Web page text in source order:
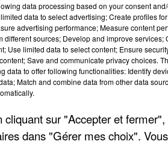
jusqu'au 29 juin.
pourront participer à cette
septembre à décembre 2026,
de l'environnement grâce à un
L'opération vise à sensibiliser
impliquant concrètement.
data processing based on your consent
data to select advertising; Create profiles
advertising performance; Measure content
different sources; Develop and improve
Use limited data to select content; Ensure
Save and communicate privacy choices.
data to offer following functionalities: Identify
Match and combine data from other data
cliquant sur "Accepter et
dans "Gérer mes choix".